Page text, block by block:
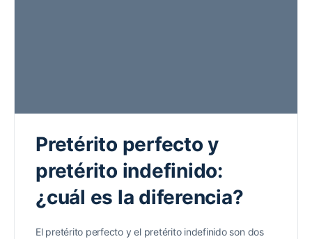
Pretérito perfecto y
pretérito indefinido:
¿cuál es la diferencia?
El pretérito perfecto y el pretérito indefinido son dos